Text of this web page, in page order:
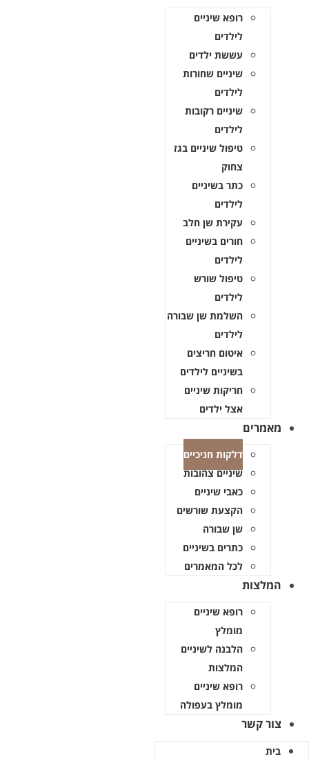
רופא שיניים
לילדים
עששת ילדים
שיניים שחורות
לילדים
שיניים רקובות
לילדים
טיפול שיניים בגז
צחוק
כתר בשיניים
לילדים
עקירת שן חלב
חורים בשיניים
לילדים
טיפול שורש
לילדים
השלמת שן שבורה
לילדים
איטום חריצים
בשיניים לילדים
חריקות שיניים
אצל ילדים
מאמרים
דלקות חניכיים
שיניים צהובות
כאבי שיניים
הקצעת שורשים
שן שבורה
כתרים בשיניים
לכל המאמרים
המלצות
רופא שיניים
מומלץ
הלבנה לשיניים
המלצות
רופא שיניים
מומלץ בעפולה
צור קשר
בית